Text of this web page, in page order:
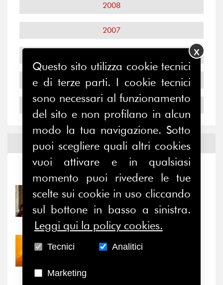
2008
2007
2005
2004
Notizie edEventi
Eventi
31/07/2026
Prima della pausa estiva,
il valore di...
30/07/2026
“grande cecità”: la...
Questo sito utilizza cookie tecnici
e di terze parti. I cookie tecnici
sono necessari al funzionamento
del sito e non profilano in alcun
modo la tua navigazione. Sotto
puoi scegliere quali altri cookies
vuoi attivare e in qualsiasi
momento puoi rivedere le tue
scelte sui cookie in uso cliccando
sul bottone in basso a sinistra.
Leggi qui la policy cookies.
Tecnici Analitici
Marketing
X